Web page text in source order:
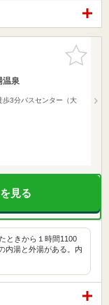
お気に入
りに追加
温泉
歩3分バスセンター（大
見る
ときから１時間1100
内湯と外湯がある。内